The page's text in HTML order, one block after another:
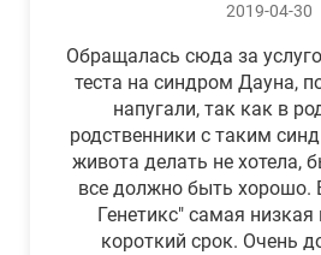
2019-04-30
Обращалась сюда за
теста на синдром Дауна,
напугали, так как в
родственники с таким
живота делать не хотела,
все должно быть хорошо.
Генетикс" самая
короткий срок. Очень